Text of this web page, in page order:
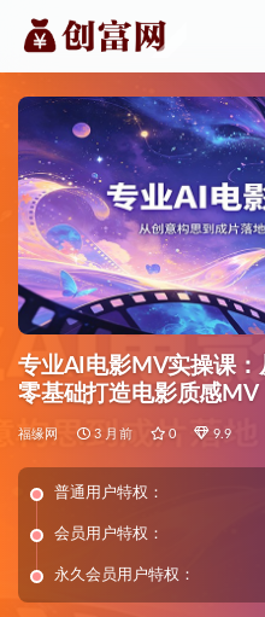
专业AI电影MV实操课：
零基础打造电影质感MV
福缘网 3 月前 0 9.9
普通用户特权：
会员用户特权：
永久会员用户特权：